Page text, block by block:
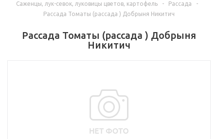
Саженцы, лук-севок, луковицы цветов, картофель
- Рассада
-
Рассада Томаты (рассада ) Добрыня Никитич
Рассада Томаты (рассада ) Добрыня
Никитич